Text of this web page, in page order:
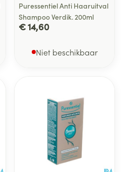
Puressentiel Anti Haaruitval
Shampoo Verdik. 200ml
€ 14,60
Niet beschikbaar